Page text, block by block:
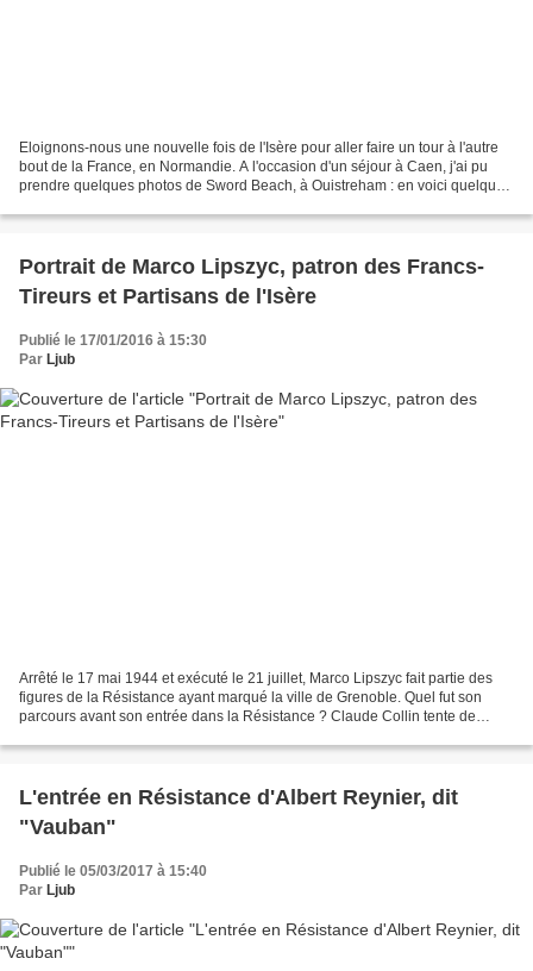
Eloignons-nous une nouvelle fois de l'Isère pour aller faire un tour à l'autre
bout de la France, en Normandie. A l'occasion d'un séjour à Caen, j'ai pu
prendre quelques photos de Sword Beach, à Ouistreham : en voici quelques
Portrait de Marco Lipszyc, patron des Francs-
Tireurs et Partisans de l'Isère
Publié le 17/01/2016 à 15:30
Par Ljub
Arrêté le 17 mai 1944 et exécuté le 21 juillet, Marco Lipszyc fait partie des
figures de la Résistance ayant marqué la ville de Grenoble. Quel fut son
parcours avant son entrée dans la Résistance ? Claude Collin tente de
L'entrée en Résistance d'Albert Reynier, dit
"Vauban"
Publié le 05/03/2017 à 15:40
Par Ljub